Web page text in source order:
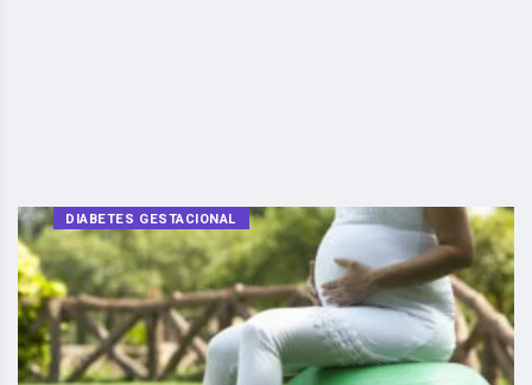
DIABETES GESTACIONAL